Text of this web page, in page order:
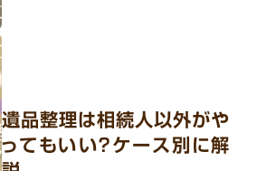
遺品整理は相続人以外がや
ってもいい？ケース別に解